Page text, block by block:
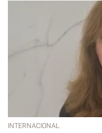
INTERNACIONAL